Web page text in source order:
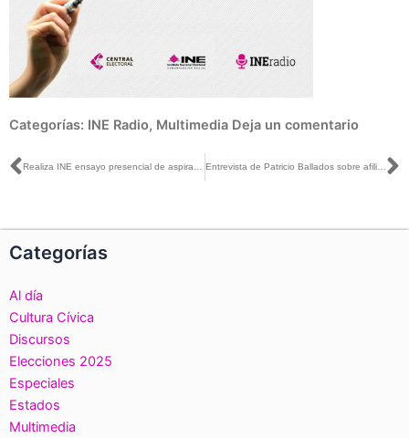
Categorías: INE Radio, Multimedia Deja un comentario
Ant Entrevista de Patricio Ballados sobre afiliación a partidos políticos
Categorías
Al día
Cultura Cívica
Discursos
Elecciones 2025
Especiales
Estados
Multimedia